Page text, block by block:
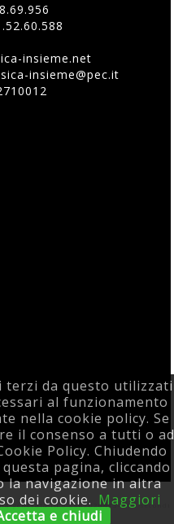
insieme.net
insieme@pec.it
generata in 0.28820204734802 secondi
da questo utilizzati
al funzionamento
nella cookie policy. Se
il consenso a tutti o ad
Policy. Chiudendo
pagina, cliccando
la navigazione in altra
dei cookie. Maggiori
e chiudi